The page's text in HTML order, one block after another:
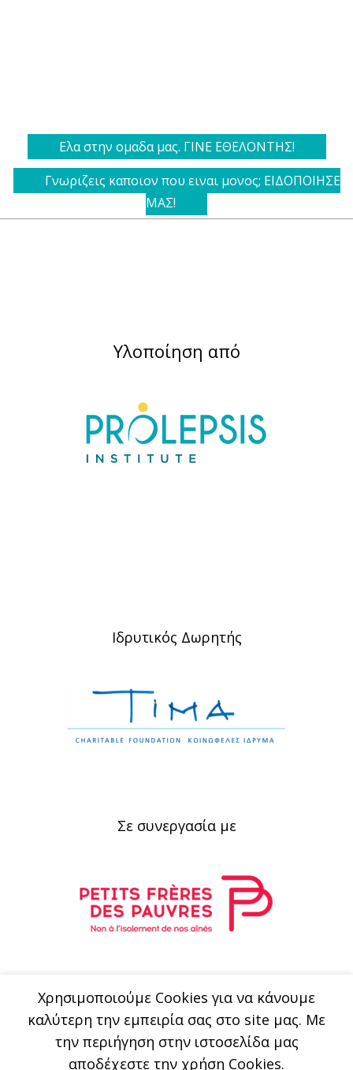
Ελα στην ομαδα μας. ΓΙΝΕ ΕΘΕΛΟΝΤΗΣ!
Γνωριζεις καποιον που ειναι μονος; ΕΙΔΟΠΟΙΗΣΕ
ΜΑΣ!
Υλοποίηση από
Ιδρυτικός Δωρητής
Σε συνεργασία με
Xρησιμοποιούμε Cookies για να κάνουμε
καλύτερη την εμπειρία σας στο site μας. Με
την περιήγηση στην ιστοσελίδα μας
αποδέχεστε την χρήση Cookies.